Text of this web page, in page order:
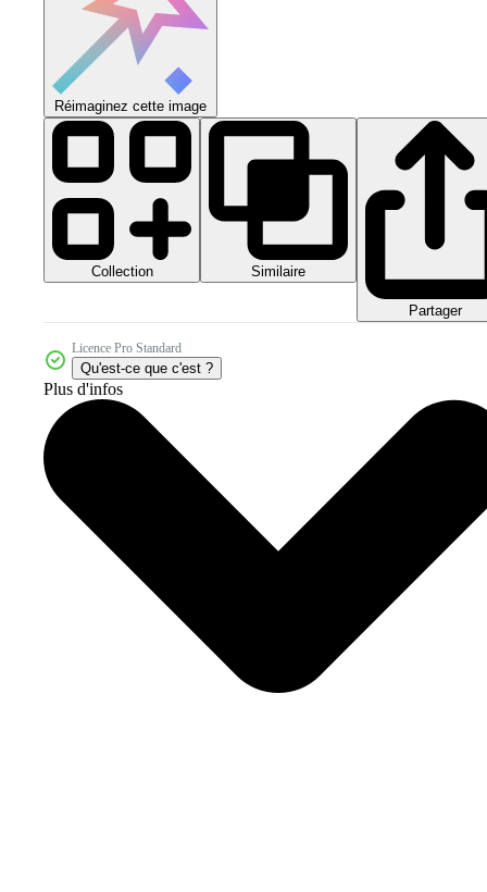
Réimaginez cette image
Collection Similaire
Partager
Licence Pro Standard
Qu'est-ce que c'est ?
Plus d'infos